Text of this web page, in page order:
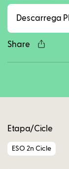
Descarrega
Share
Etapa/Cicle
ESO 2n Cicle